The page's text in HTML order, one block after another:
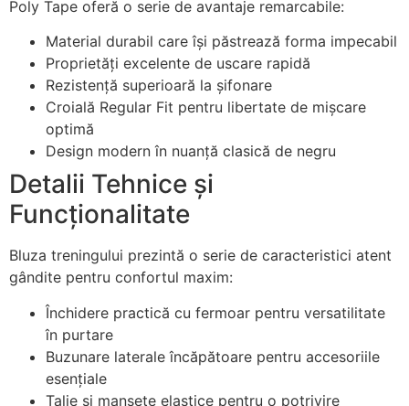
Poly Tape oferă o serie de avantaje remarcabile:
Material durabil care își păstrează forma impecabil
Proprietăți excelente de uscare rapidă
Rezistență superioară la șifonare
Croială Regular Fit pentru libertate de mișcare
optimă
Design modern în nuanță clasică de negru
Detalii Tehnice și
Funcționalitate
Bluza treningului prezintă o serie de caracteristici atent
gândite pentru confortul maxim:
Închidere practică cu fermoar pentru versatilitate
în purtare
Buzunare laterale încăpătoare pentru accesoriile
esențiale
Talie și mansete elastice pentru o potrivire